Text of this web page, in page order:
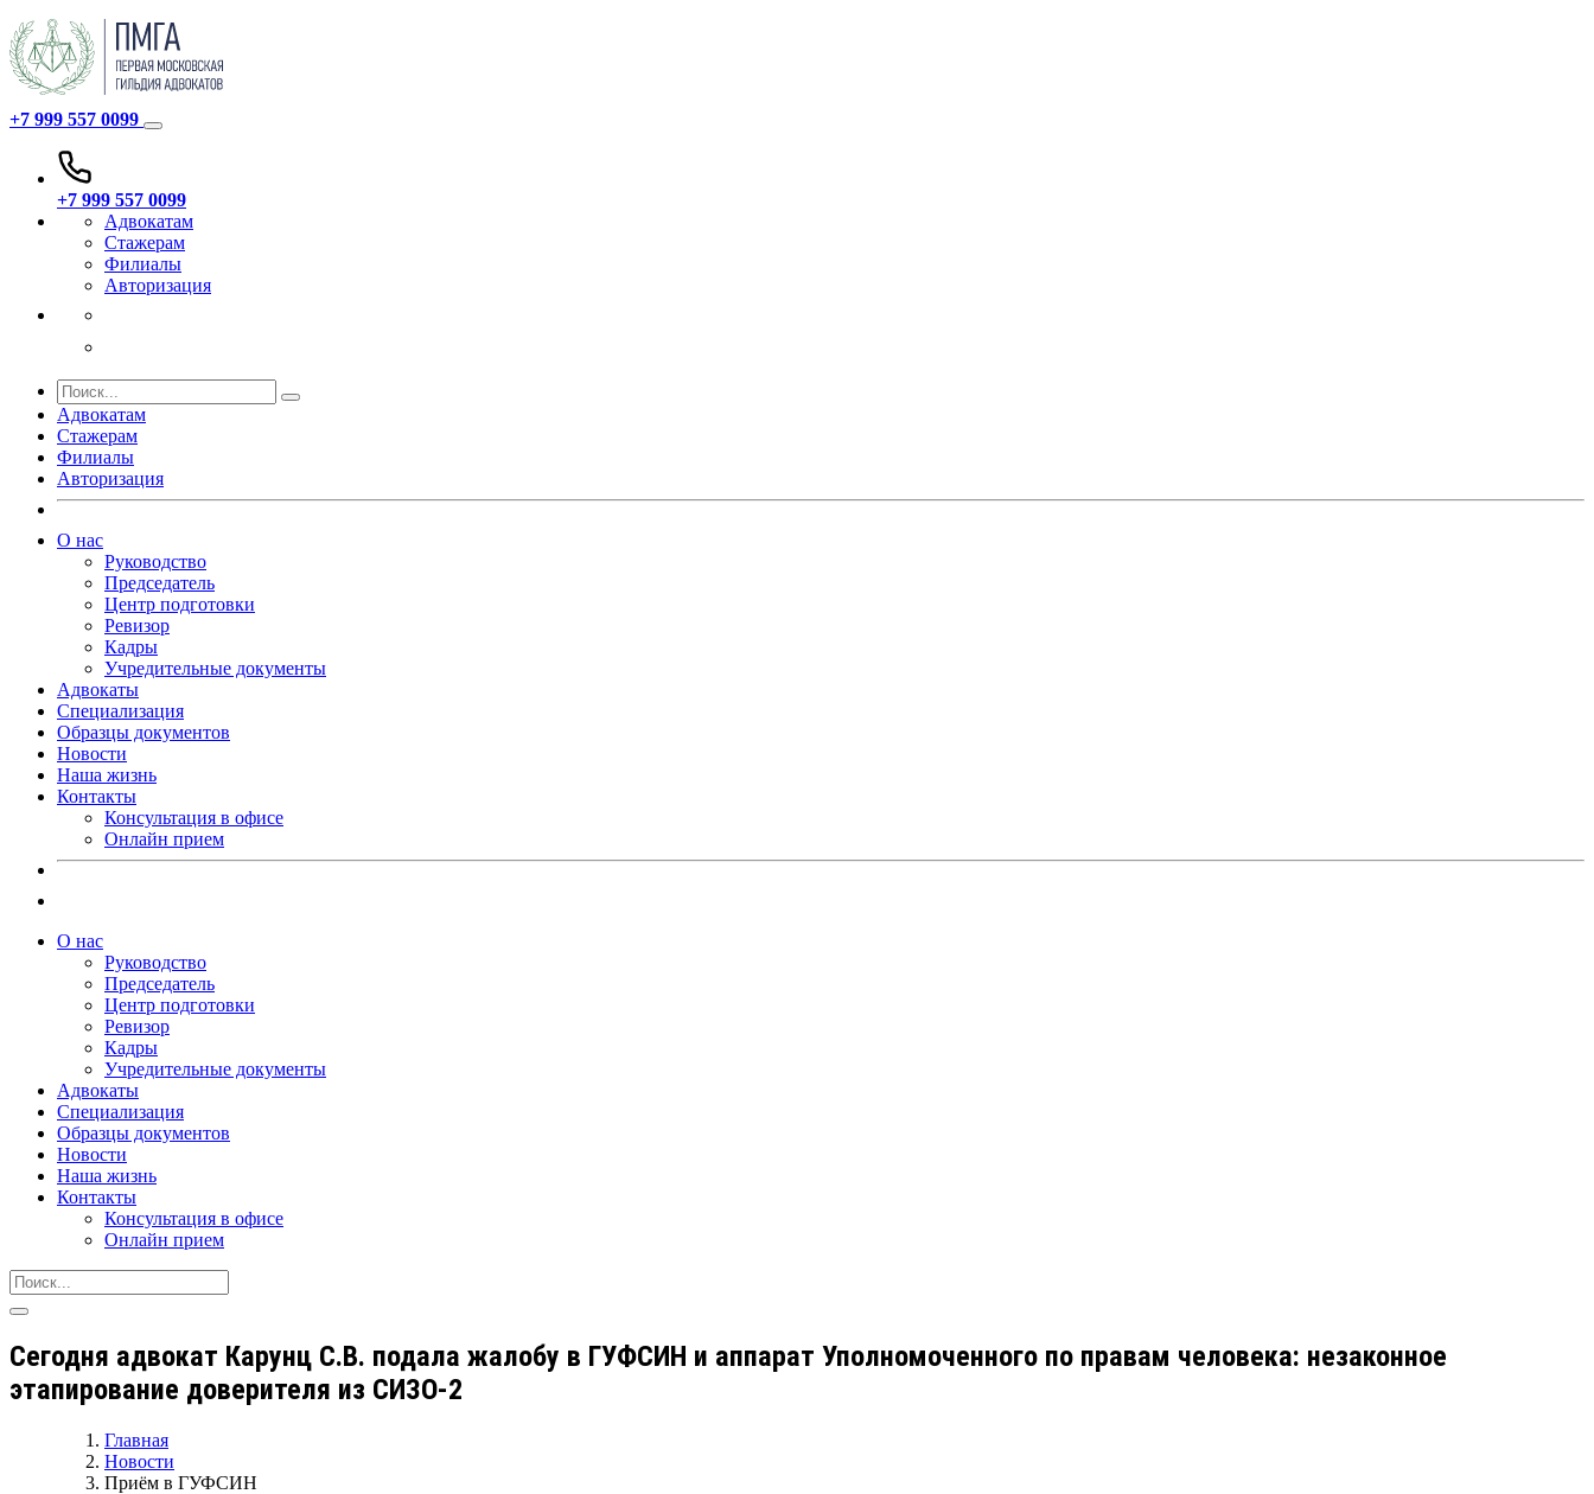
+7 999 557 0099
+7 999 557 0099
Адвокатам
Стажерам
Филиалы
Авторизация
Адвокатам
Стажерам
Филиалы
Авторизация
О нас
Руководство
Председатель
Центр подготовки
Ревизор
Кадры
Учредительные документы
Адвокаты
Специализация
Образцы документов
Новости
Наша жизнь
Контакты
Консультация в офисе
Онлайн прием
О нас
Руководство
Председатель
Центр подготовки
Ревизор
Кадры
Учредительные документы
Адвокаты
Специализация
Образцы документов
Новости
Наша жизнь
Контакты
Консультация в офисе
Онлайн прием
Сегодня адвокат Карунц С.В. подала жалобу в ГУФСИН и аппарат Уполномоченного по правам человека: незаконное
этапирование доверителя из СИЗО-2
Главная
Новости
Приём в ГУФСИН